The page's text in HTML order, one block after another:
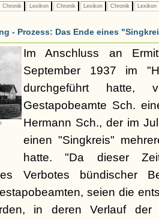
Chronik Lexikon Chronik Lexikon Chronik Lexikon
- Prozess: Das Ende eines
Im Anschluss an
September 1937 im
durchgeführt hatte,
Gestapobeamte Sch.
Hermann Sch., der im
einen "Singkreis"
hatte. "Da dieser
Verbotes bündischer
seien die
in deren Verlauf der